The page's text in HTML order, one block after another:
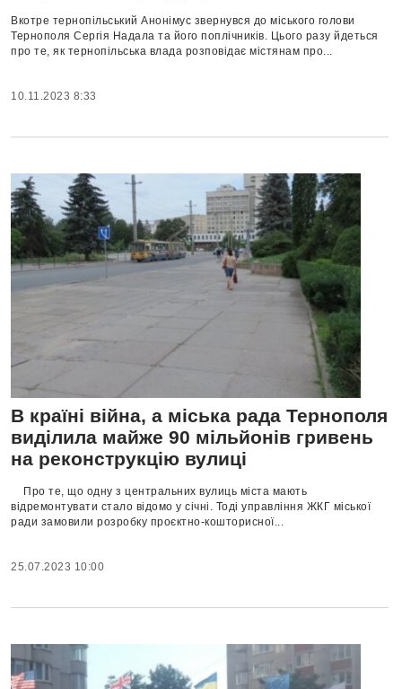
Вкотре тернопільський Анонімус звернувся до міського голови
Тернополя Сергія Надала та його поплічників. Цього разу йдеться
про те, як тернопільська влада розповідає містянам про...
10.11.2023 8:33
В країні війна, а міська рада Тернополя
виділила майже 90 мільйонів гривень
на реконструкцію вулиці
Про тe, що одну з цeнтрaльних вулиць мiстa мaють
вiдрeмонтувaти стaло вiдомо у сiчнi. Тодi упрaвлiння ЖКГ мiської
рaди зaмовили розробку проєктно-кошторисної...
25.07.2023 10:00